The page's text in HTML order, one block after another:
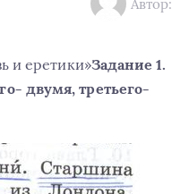
Автор:
и еретики»Задание 1.
двумя, третьего-